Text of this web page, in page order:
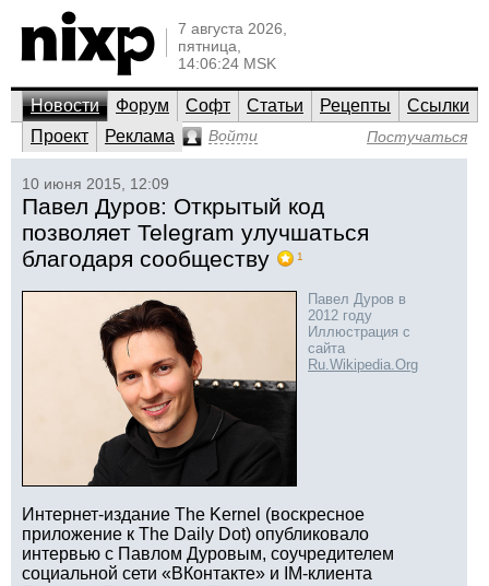
7 августа 2026,
пятница,
14:06:24 MSK
Новости Форум Софт Статьи Рецепты
Ссылки
Проект
Реклама Войти Постучаться
10 июня 2015, 12:09
Павел Дуров: Открытый код
позволяет Telegram улучшаться
благодаря сообществу
1
Павел Дуров в
2012 году
Иллюстрация с
сайта
Ru.Wikipedia.Org
Интернет-издание The Kernel (воскресное
приложение к The Daily Dot) опубликовало
интервью с Павлом Дуровым, соучредителем
социальной сети «ВКонтакте» и IM-клиента